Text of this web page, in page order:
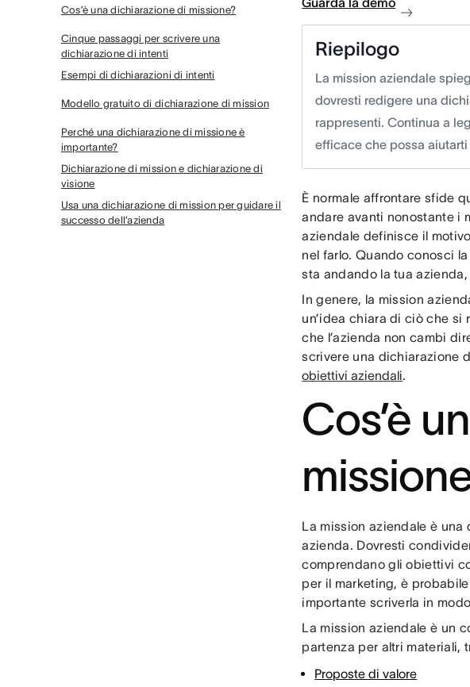
Cos’è una dichiarazione di missione?
Cinque passaggi per scrivere una
dichiarazione di intenti
Esempi di dichiarazioni di intenti
Modello gratuito di dichiarazione di mission
Perché una dichiarazione di missione è
importante?
Dichiarazione di mission e dichiarazione di
visione
Usa una dichiarazione di mission per guidare il
successo dell’azienda
Riepilogo
La mission aziendale
dovresti redigere una
rappresenti. Continua a
efficace che possa
È normale affrontare sfide
andare avanti nonostante i
aziendale definisce il
nel farlo. Quando conosci
sta andando la tua
In genere, la mission
un’idea chiara di ciò che si
che l’azienda non cambi
scrivere una dichiarazione
obiettivi aziendali.
Cos’è
La mission aziendale è
azienda. Dovresti
comprendano gli obiettivi
per il marketing, è
importante scriverla in
La mission aziendale è un
partenza per altri materiali,
Proposte di valore